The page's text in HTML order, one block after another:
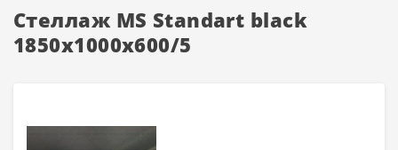
Стеллаж MS Standart black
1850х1000х600/5